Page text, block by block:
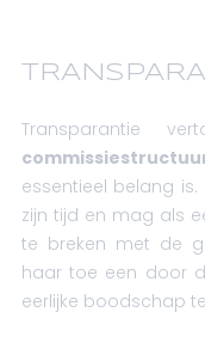
Transparantie
essentieel belang
zijn tijd en mag als
te breken met de
haar toe een door
eerlijke boodschap